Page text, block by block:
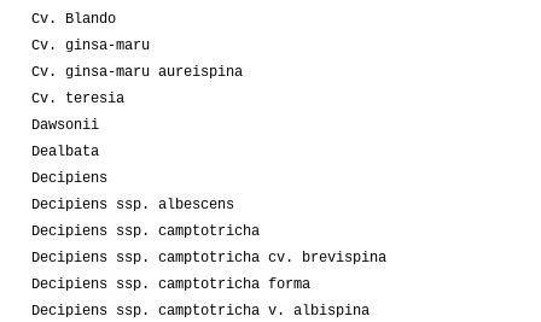
Cv. Blando
Cv. ginsa-maru
Cv. ginsa-maru aureispina
Cv. teresia
Dawsonii
Dealbata
Decipiens
Decipiens ssp. albescens
Decipiens ssp. camptotricha
Decipiens ssp. camptotricha cv. brevispina
Decipiens ssp. camptotricha forma
Decipiens ssp. camptotricha v. albispina